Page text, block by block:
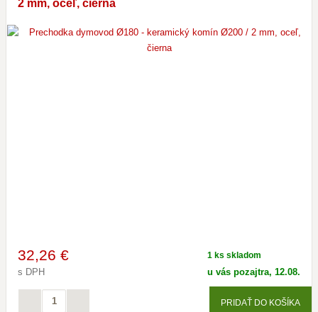
2 mm, oceľ, čierna
32,26 €
s DPH
1 ks skladom
u vás pozajtra, 12.08.
PRIDAŤ DO KOŠÍKA